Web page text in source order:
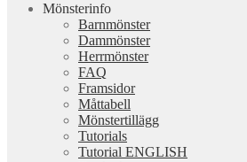
Mönsterinfo
Barnmönster
Dammönster
Herrmönster
FAQ
Framsidor
Måttabell
Mönstertillägg
Tutorials
Tutorial ENGLISH